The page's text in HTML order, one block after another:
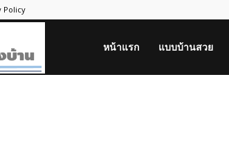
Policy
หน้าแรก แบบบ้านสวย